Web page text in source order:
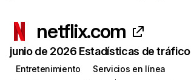
netflix.com
junio de 2026 Estadísticas de tráfico
Entretenimiento
Servicios en línea